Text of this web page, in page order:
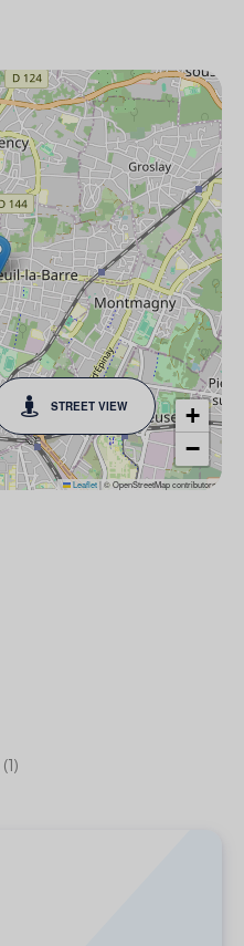
STREET VIEW
+
−
Leaflet|© OpenStreetMap contributors
(1)